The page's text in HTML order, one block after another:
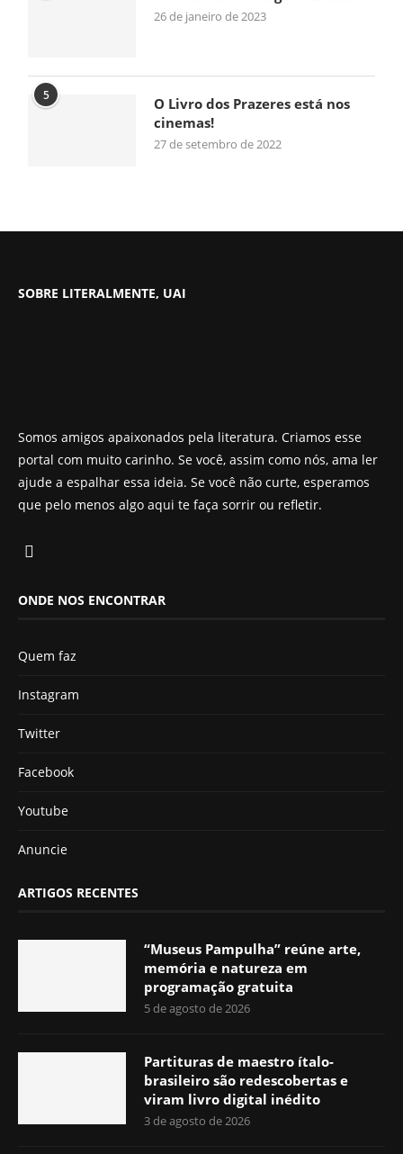
26 de janeiro de 2023
5
O Livro dos Prazeres está nos
cinemas!
27 de setembro de 2022
SOBRE LITERALMENTE, UAI
Somos amigos apaixonados pela literatura. Criamos esse
portal com muito carinho. Se você, assim como nós, ama ler
ajude a espalhar essa ideia. Se você não curte, esperamos
que pelo menos algo aqui te faça sorrir ou refletir.
ONDE NOS ENCONTRAR
Quem faz
Instagram
Twitter
Facebook
Youtube
Anuncie
ARTIGOS RECENTES
“Museus Pampulha” reúne arte,
memória e natureza em
programação gratuita
5 de agosto de 2026
Partituras de maestro ítalo-
brasileiro são redescobertas e
viram livro digital inédito
3 de agosto de 2026